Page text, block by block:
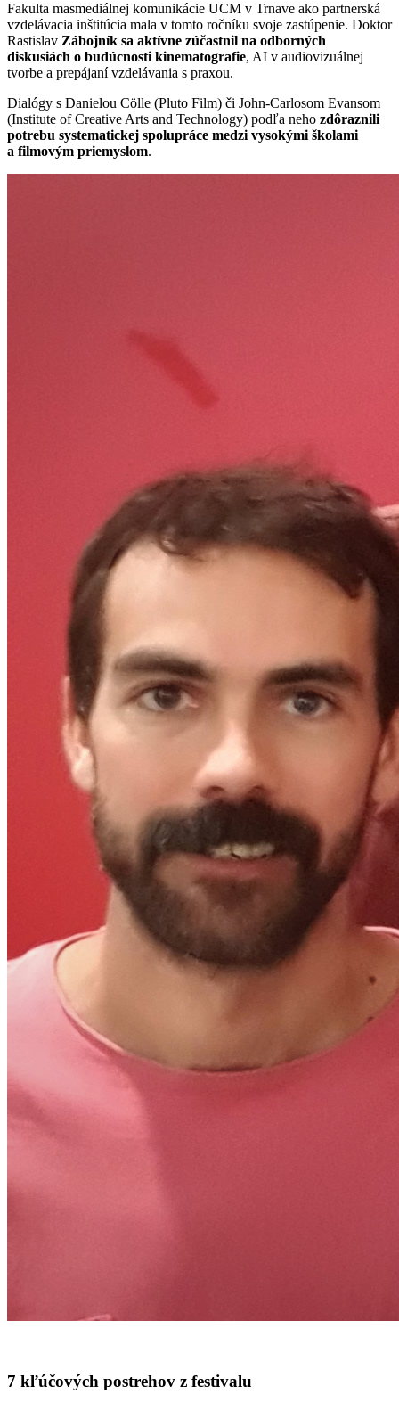
Fakulta masmediálnej komunikácie UCM v Trnave ako partnerská
vzdelávacia inštitúcia mala v tomto ročníku svoje zastúpenie. Doktor
Rastislav Zábojník sa aktívne zúčastnil na odborných
diskusiách o budúcnosti kinematografie, AI v audiovizuálnej
tvorbe a prepájaní vzdelávania s praxou.
Dialógy s Danielou Cölle (Pluto Film) či John-Carlosom Evansom
(Institute of Creative Arts and Technology) podľa neho zdôraznili
potrebu systematickej spolupráce medzi vysokými školami
a filmovým priemyslom.
7 kľúčových postrehov z festivalu